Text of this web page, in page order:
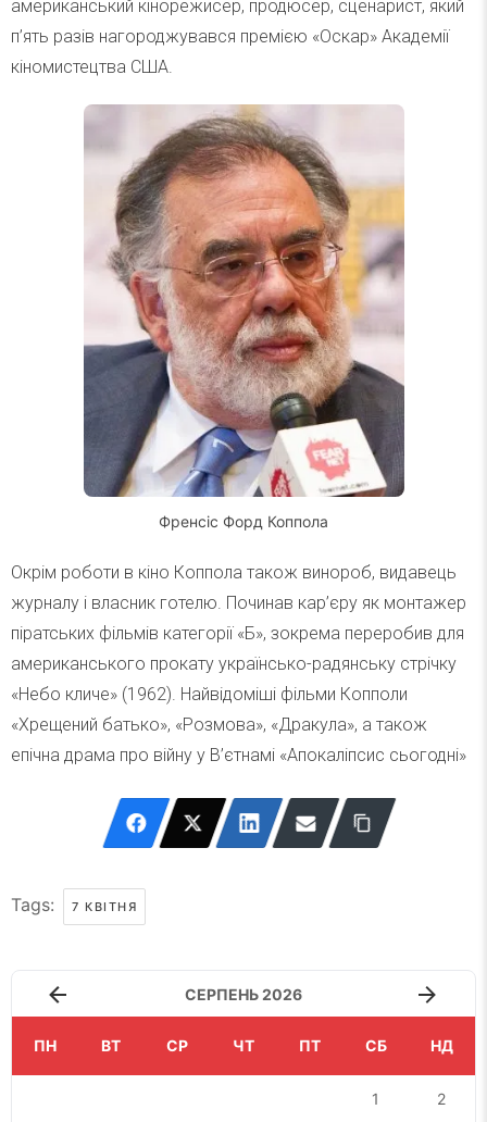
американський кінорежисер, продюсер, сценарист, який
п’ять разів нагороджувався премією «Оскар» Академії
кіномистецтва США.
Френсіс Форд Коппола
Окрім роботи в кіно Коппола також винороб, видавець
журналу і власник готелю. Починав кар’єру як монтажер
піратських фільмів категорії «Б», зокрема переробив для
американського прокату українсько-радянську стрічку
«Небо кличе» (1962). Найвідоміші фільми Копполи
«Хрещений батько», «Розмова», «Дракула», а також
епічна драма про війну у В’єтнамі «Апокаліпсис сьогодні»
Tags: 7 КВІТНЯ
СЕРПЕНЬ 2026
ПН ВТ СР ЧТ ПТ СБ НД
1 2